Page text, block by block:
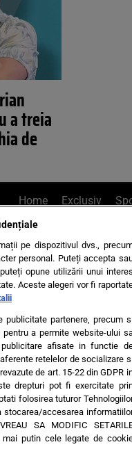
a treia
de
Home Exclusiv
ne pe Whatsapp
Ultimele stiri Diete
Termeni si condiții
pe dispozitivul dvs.,
personal. Puteți accepta
opune utilizării unui interes
Aceste alegeri vor fi
publicitate partenere, precum
a permite website-ului
afisate in functie
retelelor de socializare
de art. 15-22 din GDPR
drepturi pot fi exercitate
folosirea tuturor
stocarea/accesarea
SA MODIFIC
mai putin cele legate de